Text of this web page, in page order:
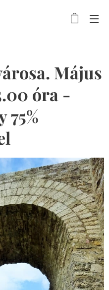
Május
óra -
75%